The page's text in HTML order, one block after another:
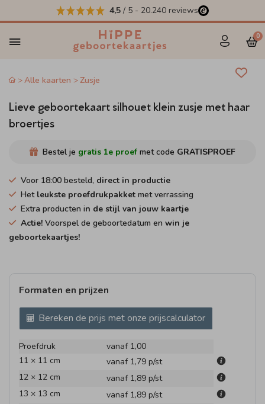
4,5 / 5 - 20.240 reviews
0
Alle kaarten Zusje
Lieve geboortekaart silhouet klein zusje met haar
broertjes
Bestel je gratis 1e proef met code GRATISPROEF
Voor 18:00 besteld, direct in productie
Het leukste proefdrukpakket met verrassing
Extra producten in de stijl van jouw kaartje
Actie! Voorspel de geboortedatum en win je
geboortekaartjes!
Formaten en prijzen
Bereken de prijs met onze prijscalculator
Proefdruk
vanaf 1,00
11 × 11 cm
vanaf 1,79 p/st
12 × 12 cm
vanaf 1,89 p/st
13 × 13 cm
vanaf 1,89 p/st